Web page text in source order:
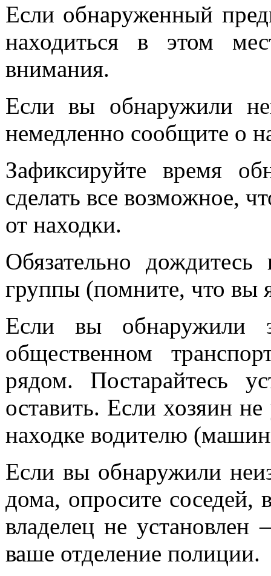
Если обнаруженный
находиться в этом
внимания.
Если вы обнаружили
немедленно сообщите о
Зафиксируйте время
сделать все возможное,
от находки.
Обязательно дождитесь
группы (помните, что вы
Если вы обнаружили
общественном
рядом. Постарайтесь
оставить. Если хозяин
находке водителю
Если вы обнаружили
дома, опросите
владелец не
ваше отделение полиции.